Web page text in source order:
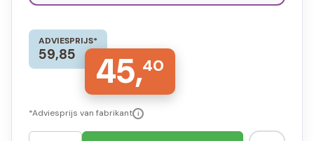
ADVIESPRIJS*
59,85 45,40
*Adviesprijs van fabrikant i